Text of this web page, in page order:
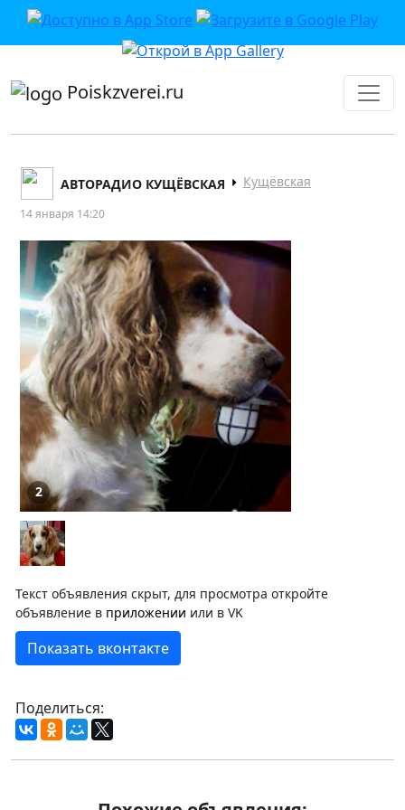
приложении или в VK">
Poiskzverei.ru
АВТОРАДИО КУЩЁВСКАЯ Кущёвская
14 января 14:20
2
Текст объявления скрыт, для просмотра откройте
объявление в приложении или в VK
Показать вконтакте
Поделиться: